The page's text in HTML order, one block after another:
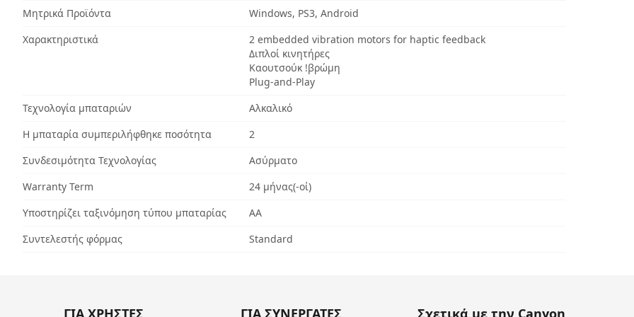
Μητρικά Προϊόντα
Windows, PS3, Android
Χαρακτηριστικά
2 embedded vibration motors for haptic feedback
Διπλοί κινητήρες
Καουτσούκ !βρώμη
Plug-and-Play
Τεχνολογία μπαταριών
Αλκαλικό
Η μπαταρία συμπεριλήφθηκε ποσότητα
2
Συνδεσιμότητα Τεχνολογίας
Ασύρματο
Warranty Term
24 μήνας(-οί)
Υποστηρίζει ταξινόμηση τύπου μπαταρίας
ΑΑ
Συντελεστής φόρμας
Standard
ΓΙΑ ΧΡΗΣΤΕΣ ΓΙΑ ΣΥΝΕΡΓΑΤΕΣ Σχετικά με την Canyon